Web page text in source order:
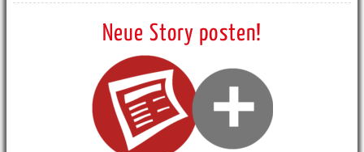
Neue Story posten!